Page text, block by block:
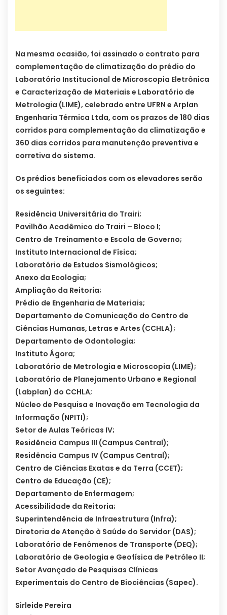
Na mesma ocasião, foi assinado o contrato para
complementação de climatização do prédio do
Laboratório Institucional de Microscopia Eletrônica
e Caracterização de Materiais e Laboratório de
Metrologia (LIME), celebrado entre UFRN e Arplan
Engenharia Térmica Ltda, com os prazos de 180 dias
corridos para complementação da climatização e
360 dias corridos para manutenção preventiva e
corretiva do sistema.
Os prédios beneficiados com os elevadores serão
os seguintes:
Residência Universitária do Trairi;
Pavilhão Acadêmico do Trairi – Bloco I;
Centro de Treinamento e Escola de Governo;
Instituto Internacional de Física;
Laboratório de Estudos Sismológicos;
Anexo da Ecologia;
Ampliação da Reitoria;
Prédio de Engenharia de Materiais;
Departamento de Comunicação do Centro de
Ciências Humanas, Letras e Artes (CCHLA);
Departamento de Odontologia;
Instituto Ágora;
Laboratório de Metrologia e Microscopia (LIME);
Laboratório de Planejamento Urbano e Regional
(Labplan) do CCHLA;
Núcleo de Pesquisa e Inovação em Tecnologia da
Informação (NPITI);
Setor de Aulas Teóricas IV;
Residência Campus III (Campus Central);
Residência Campus IV (Campus Central);
Centro de Ciências Exatas e da Terra (CCET);
Centro de Educação (CE);
Departamento de Enfermagem;
Acessibilidade da Reitoria;
Superintendência de Infraestrutura (Infra);
Diretoria de Atenção à Saúde do Servidor (DAS);
Laboratório de Fenômenos de Transporte (DEQ);
Laboratório de Geologia e Geofísica de Petróleo II;
Setor Avançado de Pesquisas Clínicas
Experimentais do Centro de Biociências (Sapec).
Sirleide Pereira